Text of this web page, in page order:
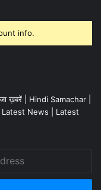
info.
ख़बरें | Hindi Samachar |
Latest News | Latest